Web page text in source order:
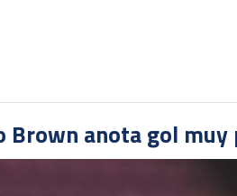
Brown anota gol muy